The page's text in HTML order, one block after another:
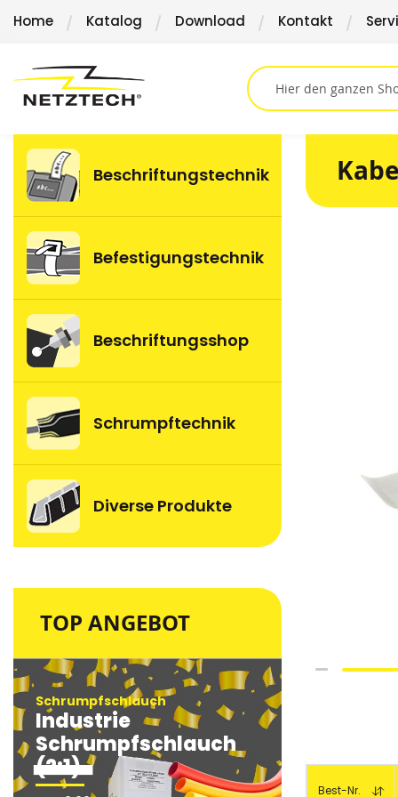
Direkt
Home Katalog Download Kontakt
TOP ANGEBOT
Schrumpfschlauch
Industrie
Schrumpfschlauch
(2:1)
(2:1)
Beschriftungstechnik
Befestigungstechnik
Beschriftungsshop
Schrumpftechnik
Diverse Produkte
Produkte
Best-Nr.